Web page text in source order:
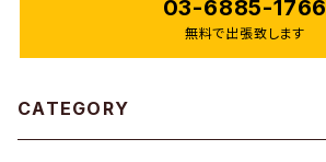
03-6885-1766
無料で出張致します
CATEGORY